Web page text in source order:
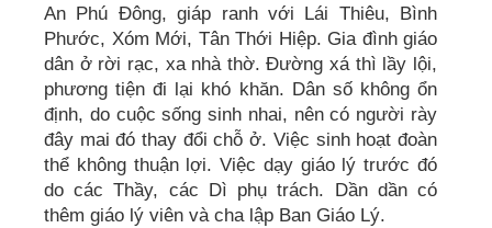
An Phú Đông, giáp ranh với Lái Thiêu, Bình
Phước, Xóm Mới, Tân Thới Hiệp. Gia đình giáo
dân ở rời rạc, xa nhà thờ. Đường xá thì lầy lội,
phương tiện đi lại khó khăn. Dân số không ổn
định, do cuộc sống sinh nhai, nên có người rày
đây mai đó thay đổi chỗ ở. Việc sinh hoạt đoàn
thể không thuận lợi. Việc dạy giáo lý trước đó
do các Thầy, các Dì phụ trách. Dần dần có
thêm giáo lý viên và cha lập Ban Giáo Lý.